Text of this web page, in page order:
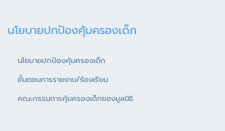
นโยบายปกป้องคุ้มครองเด็ก
นโยบายปกป้องคุ้มครองเด็ก
ขั้นตอนการรายงาน/ร้องเรียน
คณะกรรมการคุ้มครองเด็กของมูลนิธิ